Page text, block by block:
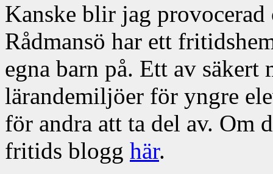
Kanske blir jag
Rådmansö har ett
egna barn på. Ett av säkert
lärandemiljöer för yngre
för andra att ta del av. Om
fritids blogg här.